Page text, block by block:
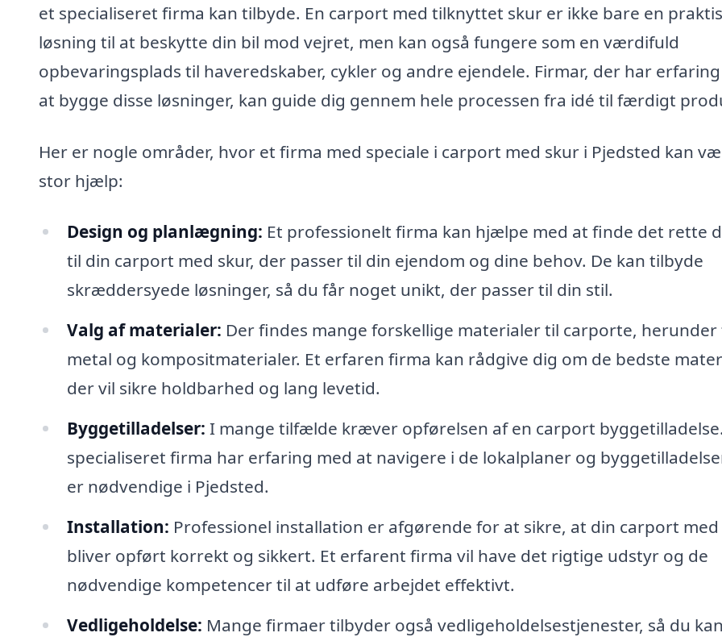
et specialiseret firma kan tilbyde. En carport med tilknyttet skur er ikke bare en
løsning til at beskytte din bil mod vejret, men kan også fungere som en værdifuld
opbevaringsplads til haveredskaber, cykler og andre ejendele. Firmar, der har
at bygge disse løsninger, kan guide dig gennem hele processen fra idé til færdigt
Her er nogle områder, hvor et firma med speciale i carport med skur i Pjedsted kan
stor hjælp:
Design og planlægning: Et professionelt firma kan hjælpe med at finde det rette
til din carport med skur, der passer til din ejendom og dine behov. De kan tilbyde
skræddersyede løsninger, så du får noget unikt, der passer til din stil.
Valg af materialer: Der findes mange forskellige materialer til carporte,
metal og kompositmaterialer. Et erfaren firma kan rådgive dig om de bedste
der vil sikre holdbarhed og lang levetid.
Byggetilladelser: I mange tilfælde kræver opførelsen af en carport
specialiseret firma har erfaring med at navigere i de lokalplaner og
er nødvendige i Pjedsted.
Installation: Professionel installation er afgørende for at sikre, at din carport
bliver opført korrekt og sikkert. Et erfarent firma vil have det rigtige udstyr og de
nødvendige kompetencer til at udføre arbejdet effektivt.
Vedligeholdelse: Mange firmaer tilbyder også vedligeholdelsestjenester, så du kan